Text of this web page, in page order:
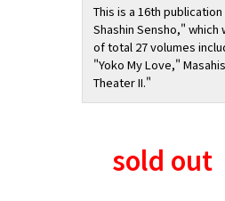
This is a 16th
Shashin Sensho," which
of total 27 volumes
"Yoko My Love,"
Theater II."
sold out